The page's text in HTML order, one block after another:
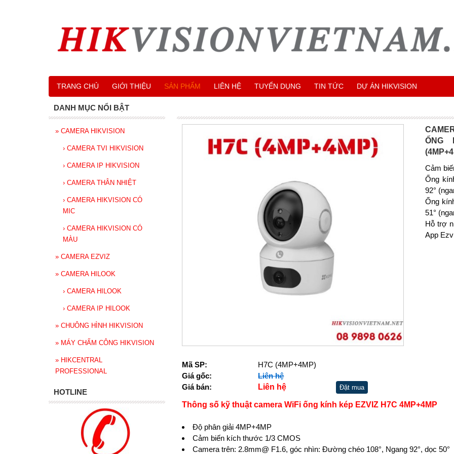
ỐNG
Cảm
Ống
92°
Ống
51°
Hỗ trợ
App
Mã SP:
H7C (4MP+4MP)
Giá gốc:
Liên hệ
Giá bán:
Liên hệ Đặt mua
Thông số kỹ thuật camera WiFi ống kính kép EZVIZ H7C 4MP+4MP
Độ phân giải 4MP+4MP
Cảm biến kích thước 1/3 CMOS
Camera trên: 2.8mm@ F1.6, góc nhìn: Đường chéo 108°, Ngang 92°, dọc 50°
DANH MỤC NỔI BẬT
» CAMERA HIKVISION
› CAMERA TVI HIKVISION
› CAMERA IP HIKVISION
› CAMERA THÂN NHIỆT
› CAMERA HIKVISION CÓ
MIC
› CAMERA HIKVISION CÓ
MÀU
» CAMERA EZVIZ
» CAMERA HILOOK
› CAMERA HILOOK
› CAMERA IP HILOOK
» CHUÔNG HÌNH HIKVISION
» MÁY CHẤM CÔNG HIKVISION
» HIKCENTRAL
PROFESSIONAL
HOTLINE
TRANG CHỦ GIỚI THIỆU SẢN PHẨM LIÊN HỆ TUYỂN DỤNG TIN TỨC DỰ ÁN HIKVISION